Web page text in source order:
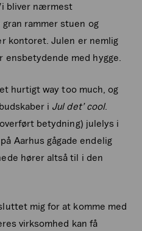
bliver nærmest
rammer stuen og
kontoret. Julen er nemlig
med hygge.
hurtigt way too much, og
i Jul det’ cool.
betydning) julelys i
Aarhus gågade endelig
hører altså til i den
mig for at komme med
virksomhed kan få